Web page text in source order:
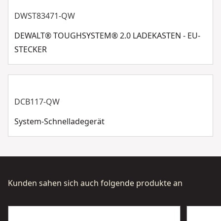
Kapazität über folgende Vorteile:
1. Kompaktere Abmessungen aufgrund effizienterer
Platzausnutzung innerhalb des Akku-Gehäuses
DWST83471-QW
DEWALT® TOUGHSYSTEM® 2.0 LADEKASTEN - EU-
STECKER
DCB117-QW
System-Schnelladegerät
Kunden sahen sich auch folgende produkte an